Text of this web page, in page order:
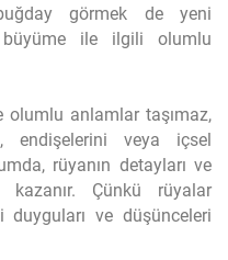
görmek de yeni
büyüme ile ilgili olumlu
olumlu anlamlar taşımaz,
endişelerini veya içsel
rüyanın detayları ve
Çünkü rüyalar
duyguları ve düşünceleri